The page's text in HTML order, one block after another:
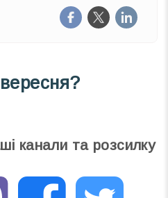
канали та розсилку